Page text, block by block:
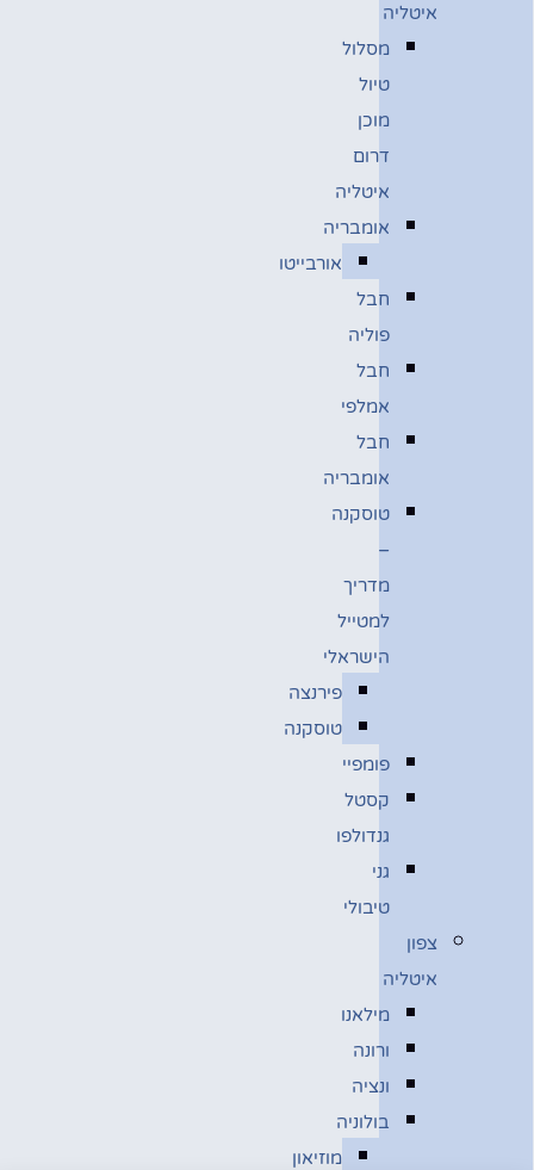
איטליה
מסלול
טיול
מוכן
דרום
איטליה
אומבריה
אורבייטו
חבל
פוליה
חבל
אמלפי
חבל
אומבריה
טוסקנה
–
מדריך
למטייל
הישראלי
פירנצה
טוסקנה
פומפיי
קסטל
גנדולפו
גני
טיבולי
צפון
איטליה
מילאנו
ורונה
ונציה
בולוניה
מוזיאון